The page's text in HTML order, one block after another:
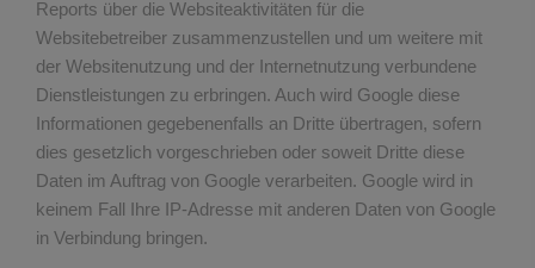
Reports über die Websiteaktivitäten für die
Websitebetreiber zusammenzustellen und um weitere mit
der Websitenutzung und der Internetnutzung verbundene
Dienstleistungen zu erbringen. Auch wird Google diese
Informationen gegebenenfalls an Dritte übertragen, sofern
dies gesetzlich vorgeschrieben oder soweit Dritte diese
Daten im Auftrag von Google verarbeiten. Google wird in
keinem Fall Ihre IP-Adresse mit anderen Daten von Google
in Verbindung bringen.